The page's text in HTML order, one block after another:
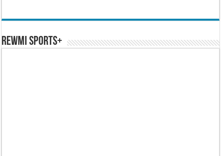
REWMI SPORTS+